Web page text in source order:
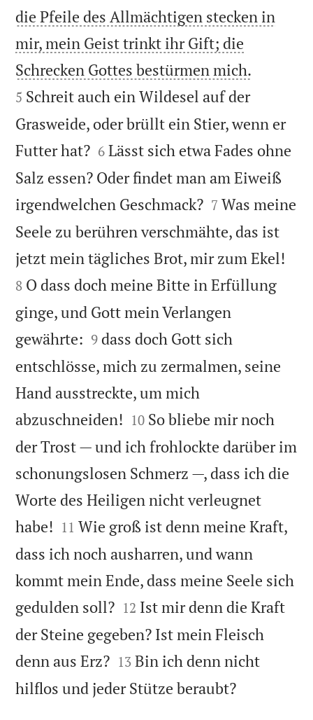
die Pfeile des Allmächtigen stecken in
mir, mein Geist trinkt ihr Gift; die
Schrecken Gottes bestürmen mich.
5 Schreit auch ein Wildesel auf der
Grasweide, oder brüllt ein Stier, wenn er
Futter hat?
6 Lässt sich etwa Fades ohne
Salz essen? Oder findet man am Eiweiß
irgendwelchen Geschmack?
7 Was meine
Seele zu berühren verschmähte, das ist
jetzt mein tägliches Brot, mir zum Ekel!
8 O dass doch meine Bitte in Erfüllung
ginge, und Gott mein Verlangen
gewährte: 

9 dass doch Gott sich
entschlösse, mich zu zermalmen, seine
Hand ausstreckte, um mich
abzuschneiden! 

10 So bliebe mir noch
der Trost — und ich frohlockte darüber im
schonungslosen Schmerz —, dass ich die
Worte des Heiligen nicht verleugnet
habe! 

11 Wie groß ist denn meine Kraft,
dass ich noch ausharren, und wann
kommt mein Ende, dass meine Seele sich
gedulden soll?
12 Ist mir denn die Kraft
der Steine gegeben? Ist mein Fleisch
denn aus Erz?
13 Bin ich denn nicht
hilflos und jeder Stütze beraubt?